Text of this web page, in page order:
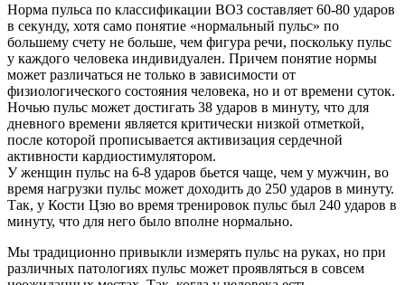
Норма пульса по классификации ВОЗ составляет 60-80 ударов
в секунду, хотя само понятие «нормальный пульс» по
большему счету не больше, чем фигура речи, поскольку пульс
у каждого человека индивидуален. Причем понятие нормы
может различаться не только в зависимости от
физиологического состояния человека, но и от времени суток.
Ночью пульс может достигать 38 ударов в минуту, что для
дневного времени является критически низкой отметкой,
после которой прописывается активизация сердечной
активности кардиостимулятором.
У женщин пульс на 6-8 ударов бьется чаще, чем у мужчин, во
время нагрузки пульс может доходить до 250 ударов в минуту.
Так, у Кости Цзю во время тренировок пульс был 240 ударов в
минуту, что для него было вполне нормально.
Мы традиционно привыкли измерять пульс на руках, но при
различных патологиях пульс может проявляться в совсем